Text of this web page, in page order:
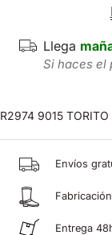
Llega
Si haces el
R2974 9015 TORITO
Envíos
Entrega